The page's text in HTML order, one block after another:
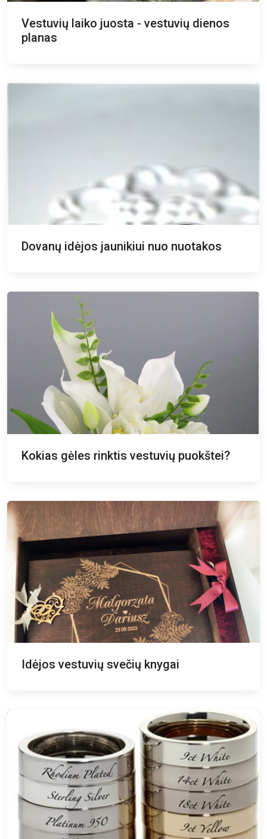
Vestuvių laiko juosta - vestuvių dienos
planas
Dovanų idėjos jaunikiui nuo nuotakos
Kokias gėles rinktis vestuvių puokštei?
Idėjos vestuvių svečių knygai